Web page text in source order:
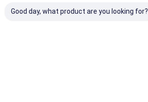
Good day, what product are you looking for?